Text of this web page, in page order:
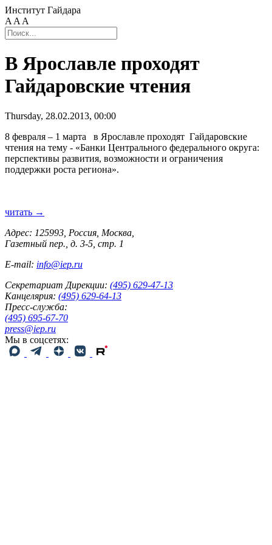
Институт Гайдара
A A A
В Ярославле проходят
Гайдаровские чтения
Thursday, 28.02.2013, 00:00
8 февраля – 1 марта в Ярославле проходят Гайдаровские
чтения на тему - «Банки Центрального федерального округа:
перспективы развития, возможности и ограничения
поддержки роста региона».
читать →
Адрес: 125993, Россия, Москва,
Газетный пер., д. 3-5, стр. 1
E-mail: info@iep.ru
Секретариат Дирекции: (495) 629-47-13
Канцелярия: (495) 629-64-13
Пресс-служба:
(495) 695-67-70
press@iep.ru
Мы в соцсетях: